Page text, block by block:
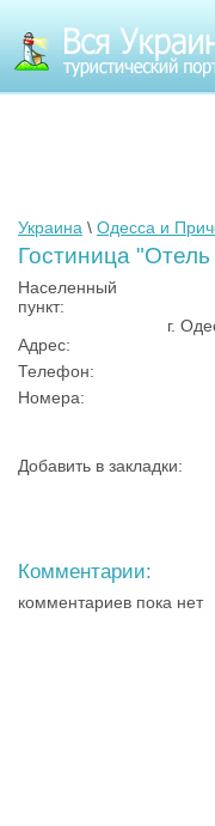
Украина \ Одесса и
Гостиница
Населенный
пункт:
Адрес:
г.
Телефон:
Номера:
Добавить в закладки:
Комментарии:
комментариев пока нет